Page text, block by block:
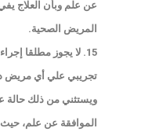
عن علم وبأن العلاج
المريض الصحية.
15. لا يجوز مطلقا
تجريبي علي أي مريض
ويستثني من ذلك
الموافقة عن علم،